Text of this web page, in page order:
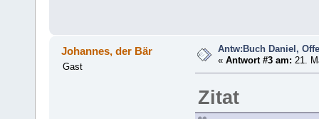
Johannes, der Bär
Gast
Antw:Buch Daniel,
«Antwort #3 am: 21.
Zitat